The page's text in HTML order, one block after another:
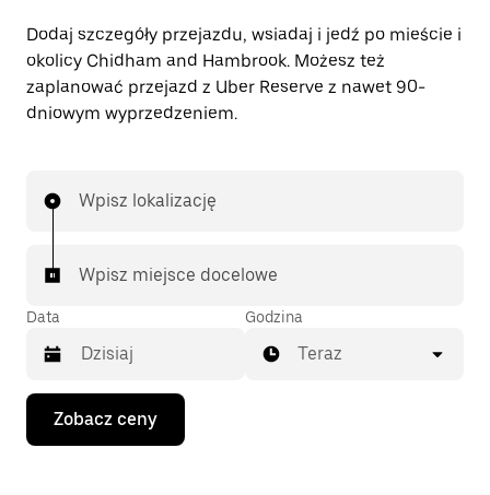
Dodaj szczegóły przejazdu, wsiadaj i jedź po mieście i
okolicy Chidham and Hambrook. Możesz też
zaplanować przejazd z Uber Reserve z nawet 90-
dniowym wyprzedzeniem.
Wpisz lokalizację
Wpisz miejsce docelowe
Data
Naciśnij
klawisz
strzałki
Godzina
Teraz
Zobacz ceny